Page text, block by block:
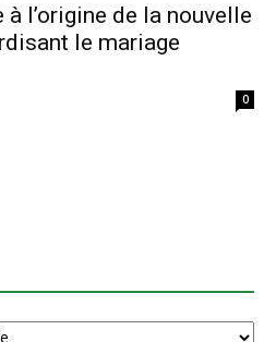
l’origine de la nouvelle
le mariage
0